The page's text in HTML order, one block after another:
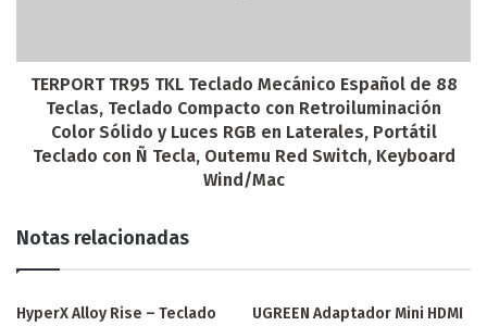
TERPORT TR95 TKL Teclado Mecánico Español de 88
Teclas, Teclado Compacto con Retroiluminación
Color Sólido y Luces RGB en Laterales, Portátil
Teclado con Ñ Tecla, Outemu Red Switch, Keyboard
Wind/Mac
Notas relacionadas
HyperX Alloy Rise – Teclado
UGREEN Adaptador Mini HDMI